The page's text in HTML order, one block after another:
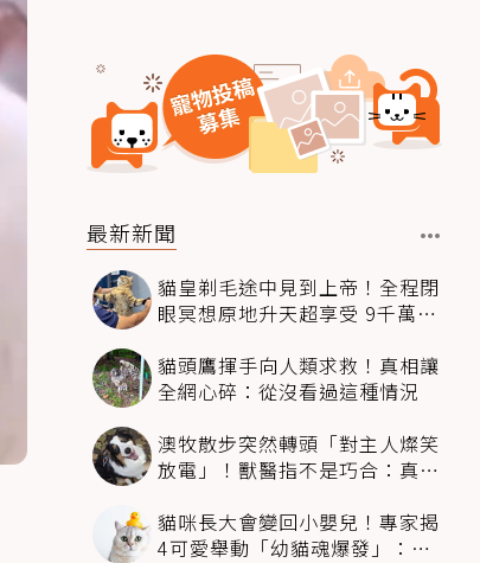
最新新聞
貓皇剃毛途中見到上帝！全程閉
眼冥想原地升天超享受 9千萬人
貓頭鷹揮手向人類求救！真相讓
全網心碎：從沒看過這種情況
澳牧散步突然轉頭「對主人燦笑
放電」！獸醫指不是巧合：真相
貓咪長大會變回小嬰兒！專家揭
4可愛舉動「幼貓魂爆發」：本